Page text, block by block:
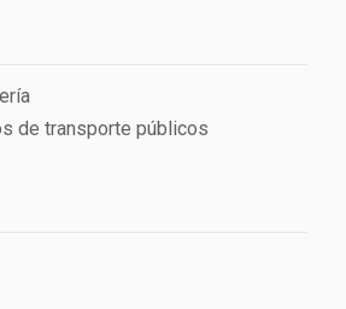
de transporte públicos